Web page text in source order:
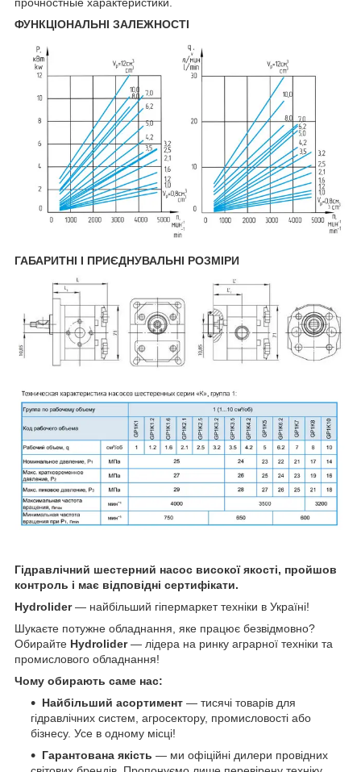
прочностные характеристики.
ФУНКЦІОНАЛЬНІ ЗАЛЕЖНОСТІ
ГАБАРИТНІ І ПРИЄДНУВАЛЬНІ РОЗМІРИ
Гідравлічний шестерний насос високої якості, пройшов
контроль і має відповідні сертифікати.
Hydrolider— найбільший гіпермаркет техніки в Україні!
Шукаєте потужне обладнання, яке працює безвідмовно?
Обирайте Hydrolider— лідера на ринку аграрної техніки та
промислового обладнання!
Чому обирають саме нас:
Найбільший асортимент — тисячі товарів для
гідравлічних систем, агросектору, промисловості або
бізнесу. Усе в одному місці!
Гарантована якість — ми офіційні дилери провідних